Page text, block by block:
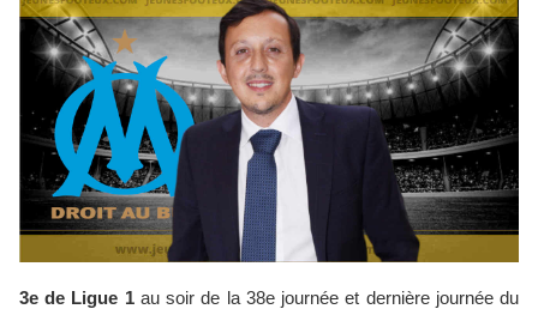
3e de Ligue 1au soir de la 38e journée et dernière journée du